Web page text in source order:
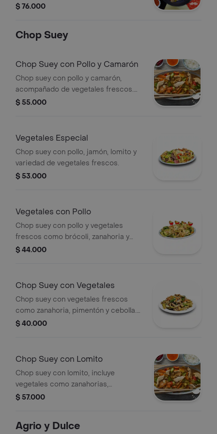
$ 76.000
Chop Suey
Chop Suey con Pollo y Camarón
Chop suey con pollo y camarón,
acompañado de vegetales frescos.
Elige el tamaño.
$ 55.000
Vegetales Especial
Chop suey con pollo, jamón, lomito y
variedad de vegetales frescos.
$ 53.000
Vegetales con Pollo
Chop suey con pollo y vegetales
frescos como brócoli, zanahoria y
calabacín. Elige el tamaño.
$ 44.000
Chop Suey con Vegetales
Chop suey con vegetales frescos
como zanahoria, pimentón y cebolla.
Tamaño a elección.
$ 40.000
Chop Suey con Lomito
Chop suey con lomito, incluye
vegetales como zanahorias,
pimientos y cebolla. Elige el tamaño.
$ 57.000
Agrio y Dulce